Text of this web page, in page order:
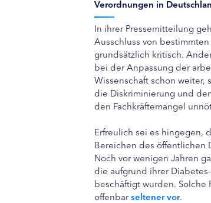
Verordnungen in
In ihrer Pressemitteilung
Ausschluss von
grundsätzlich kritisch.
bei der Anpassung der
Wissenschaft schon weiter,
die Diskriminierung und
den Fachkräftemangel
Erfreulich sei es hingegen,
Bereichen des öffentlichen
Noch vor wenigen Jahren
die aufgrund ihrer
beschäftigt wurden. Solche
offenbarseltener vor.